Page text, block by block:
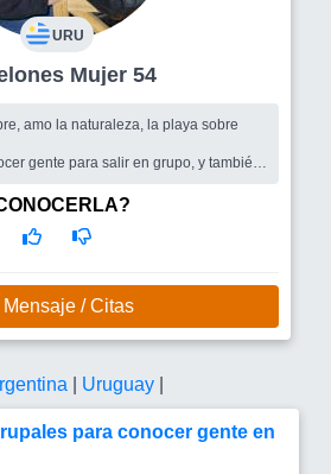
URU
Canelones Mujer 54
amo la naturaleza, la playa sobre
gente para salir en grupo, y también
/ Citas
Uruguay
para conocer gente en